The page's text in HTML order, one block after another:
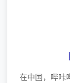
在中国，哔咔